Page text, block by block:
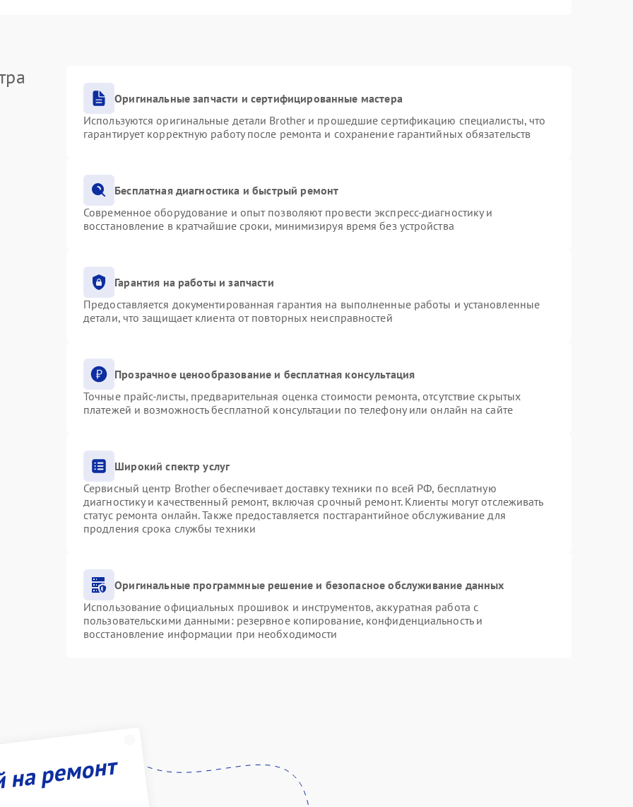
Оригинальные запчасти и сертифицированные мастера
Используются оригинальные детали Brother и прошедшие сертификацию специалисты, что
гарантирует корректную работу после ремонта и сохранение гарантийных обязательств
Бесплатная диагностика и быстрый ремонт
Современное оборудование и опыт позволяют провести экспресс-диагностику и
восстановление в кратчайшие сроки, минимизируя время без устройства
Гарантия на работы и запчасти
Предоставляется документированная гарантия на выполненные работы и установленные
детали, что защищает клиента от повторных неисправностей
Прозрачное ценообразование и бесплатная консультация
Точные прайс-листы, предварительная оценка стоимости ремонта, отсутствие скрытых
платежей и возможность бесплатной консультации по телефону или онлайн на сайте
Широкий спектр услуг
Сервисный центр Brother обеспечивает доставку техники по всей РФ, бесплатную
диагностику и качественный ремонт, включая срочный ремонт. Клиенты могут отслеживать
статус ремонта онлайн. Также предоставляется постгарантийное обслуживание для
продления срока службы техники
Оригинальные программные решение и безопасное обслуживание данных
Использование официальных прошивок и инструментов, аккуратная работа с
пользовательскими данными: резервное копирование, конфиденциальность и
восстановление информации при необходимости
ремонт